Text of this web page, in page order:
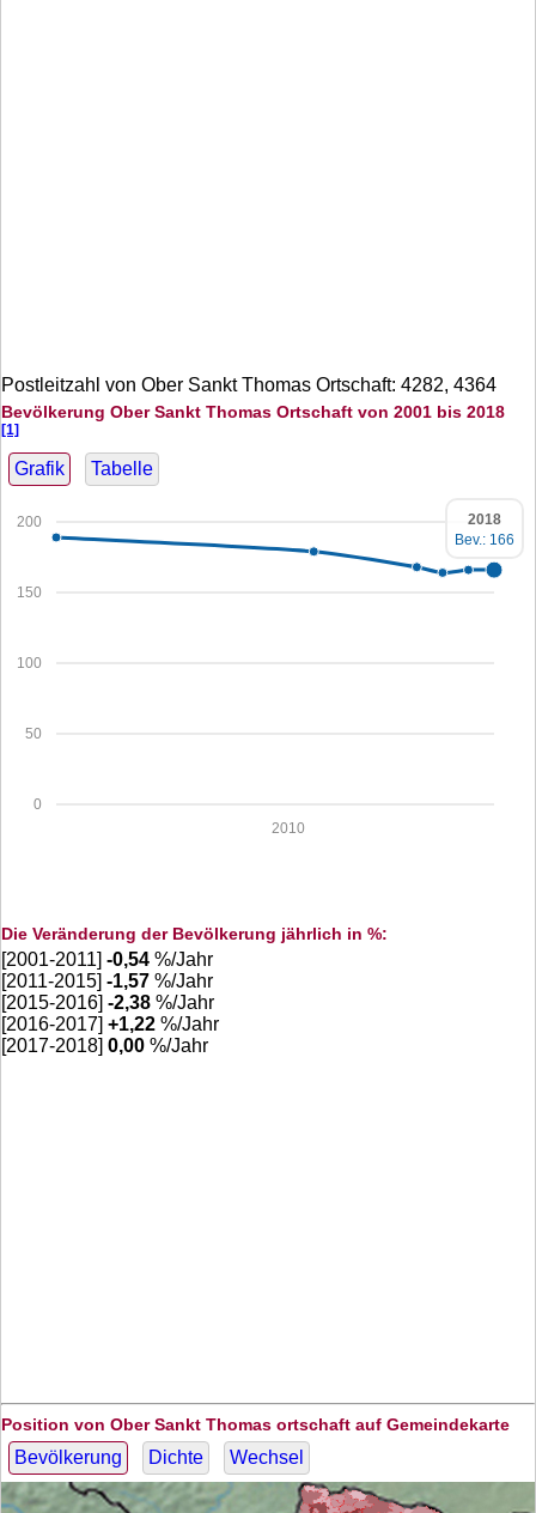
Postleitzahl von Ober Sankt Thomas Ortschaft: 4282, 4364
Bevölkerung Ober Sankt Thomas Ortschaft von 2001 bis 2018
[1]
Grafik Tabelle
0
50
100
150
200
2010
2018
Bev.: 166
Die Veränderung der Bevölkerung jährlich in %:
[2001-2011] -0,54 %/Jahr
[2011-2015] -1,57 %/Jahr
[2015-2016] -2,38 %/Jahr
[2016-2017] +1,22 %/Jahr
[2017-2018] 0,00 %/Jahr
Position von Ober Sankt Thomas ortschaft auf Gemeindekarte
Bevölkerung Dichte Wechsel